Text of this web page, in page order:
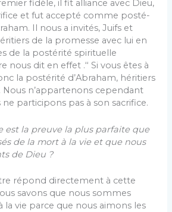
fidèle, il fit alliance avec Dieu,
et fut accepté comme posté­
Il nous a invités, Juifs et
de la promesse avec lui en
de la postérité spirituelle
nous dit en effet .‘‘ Si vous êtes à
la postérité d’Abraham, héritiers
Nous n’appartenons cependant
ne participons pas à son sacrifice.
est la preuve la plus parfaite que
de la mort à la vie et que nous
de Dieu ?
répond directement à cette
savons que nous sommes
la vie parce que nous aimons les